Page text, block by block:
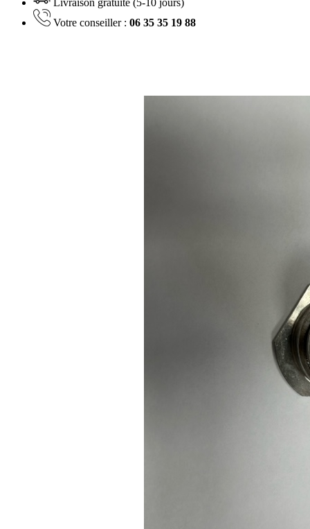
Livraison gratuite (5-10 jours)
Votre conseiller : 06 35 35 19 88